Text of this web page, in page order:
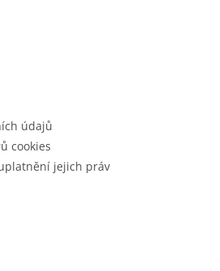
údajů
cookies
jejich práv